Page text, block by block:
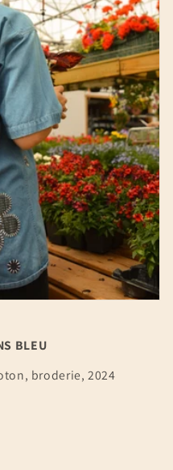
BLEU
broderie, 2024